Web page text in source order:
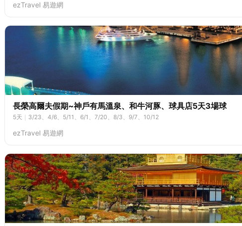
ezTravel 易遊網
長榮高爾夫假期~神戶有馬溫泉、和牛河豚、球具店5天3場球
5天 3/23、4/6、5/11、6/1、7/20、8/3、9/7、10/12
ezTravel 易遊網